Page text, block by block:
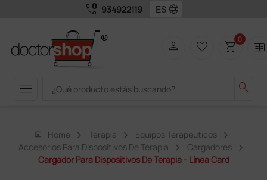
call_quality 934922119 language
menu search
person favorite_border shopping_cart0 two_pager
home Home Terapia
Equipos Terapeuticos
Accesorios Para Dispositivos De Terapia
Cargadores
Cargador Para Dispositivos De Terapia - Línea Card